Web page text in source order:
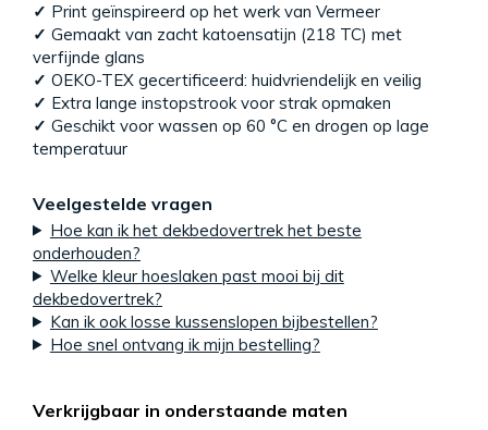
✓ Print geïnspireerd op het werk van Vermeer
✓ Gemaakt van zacht katoensatijn (218 TC) met
verfijnde glans
✓ OEKO-TEX gecertificeerd: huidvriendelijk en veilig
✓ Extra lange instopstrook voor strak opmaken
✓ Geschikt voor wassen op 60 °C en drogen op lage
temperatuur
Veelgestelde vragen
Hoe kan ik het dekbedovertrek het beste
onderhouden?
Welke kleur hoeslaken past mooi bij dit
dekbedovertrek?
Kan ik ook losse kussenslopen bijbestellen?
Hoe snel ontvang ik mijn bestelling?
Verkrijgbaar in onderstaande maten